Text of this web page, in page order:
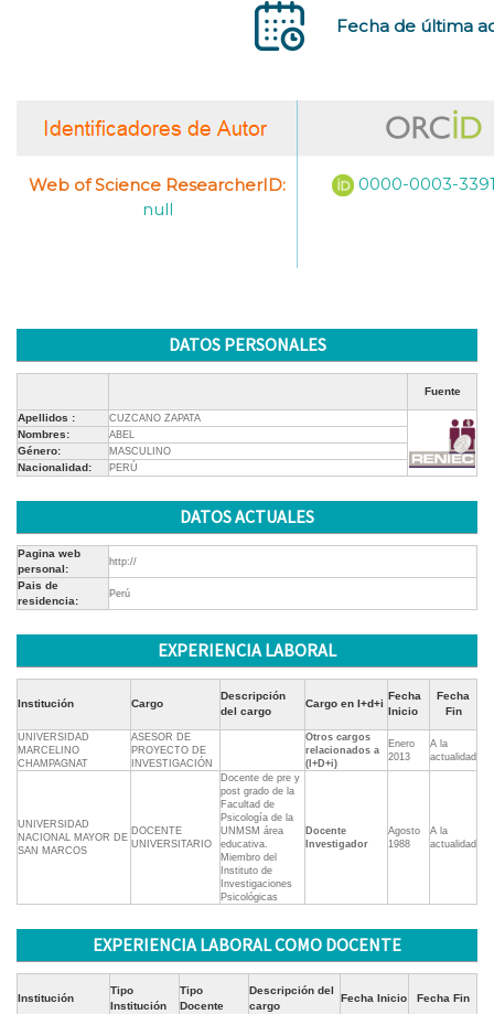
Fecha de última
Web of Science ResearcherID:
null
0000-0003-
DATOS PERSONALES
Fuente
Apellidos : CUZCANO ZAPATA
Nombres: ABEL
Género: MASCULINO
Nacionalidad: PERÚ
DATOS ACTUALES
Pagina web
personal:
http://
Pais de
residencia:
Perú
EXPERIENCIA LABORAL
Institución Cargo
Descripción
del cargo
Cargo en I+d+i
Fecha
Inicio
Fecha
Fin
UNIVERSIDAD
MARCELINO
CHAMPAGNAT
ASESOR DE
PROYECTO DE
INVESTIGACIÓN
Otros cargos
relacionados a
(I+D+i)
Enero
2013
A la
actualidad
UNIVERSIDAD
NACIONAL MAYOR DE
SAN MARCOS
DOCENTE
UNIVERSITARIO
Docente de pre y
post grado de la
Facultad de
Psicología de la
UNMSM área
educativa.
Miembro del
Instituto de
Investigaciones
Psicológicas
Docente
Investigador
Agosto
1988
A la
actualidad
EXPERIENCIA LABORAL COMO DOCENTE
Institución
Tipo
Institución
Tipo
Docente
Descripción del
cargo
Fecha Inicio Fecha Fin